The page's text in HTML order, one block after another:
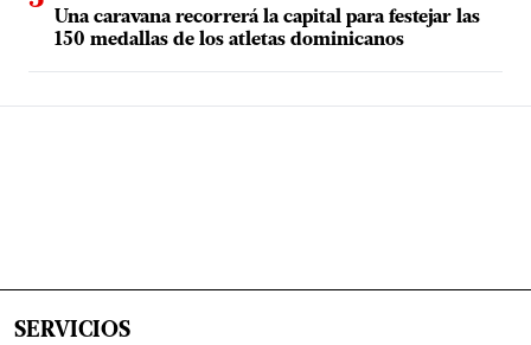
Una caravana recorrerá la capital para festejar las
150 medallas de los atletas dominicanos
SERVICIOS